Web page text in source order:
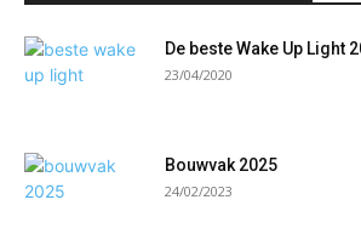
De beste Wake Up Light
23/04/2020
Bouwvak 2025
24/02/2023